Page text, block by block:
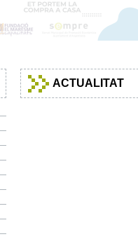
ACTUALITAT